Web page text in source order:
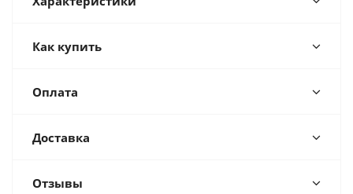
Как купить
Оплата
Доставка
Отзывы